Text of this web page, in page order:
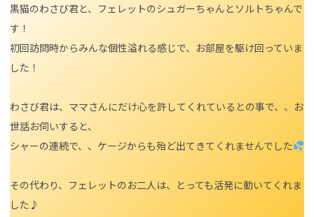
黒猫のわさび君と、フェレットのシュガーちゃんとソルトちゃんで
す！
初回訪問時からみんな個性溢れる感じで、お部屋を駆け回っていま
した！
わさび君は、ママさんにだけ心を許してくれているとの事で、、お
世話お伺いすると、
シャーの連続で、、ケージからも殆ど出てきてくれませんでした
その代わり、フェレットのお二人は、とっても活発に動いてくれま
した♪